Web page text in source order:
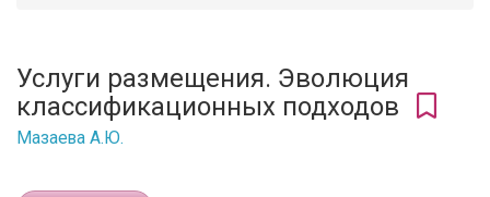
Услуги размещения. Эволюция
классификационных подходов
Мазаева А.Ю.